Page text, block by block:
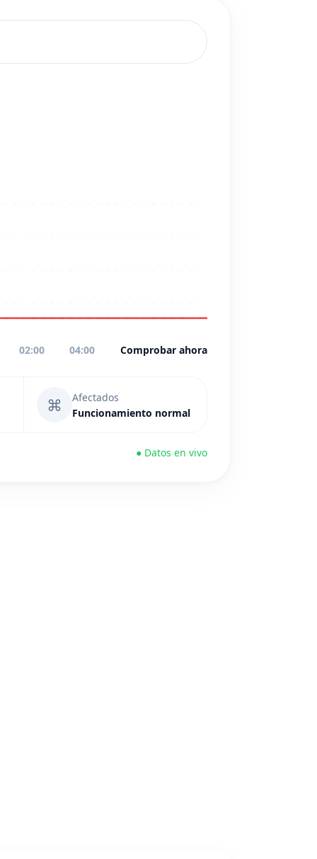
02:00 04:00 Comprobar ahora
⌘
Afectados
Funcionamiento normal
● Datos en vivo